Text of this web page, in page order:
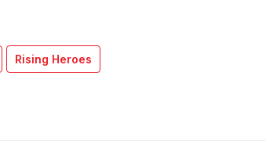
Rising Heroes